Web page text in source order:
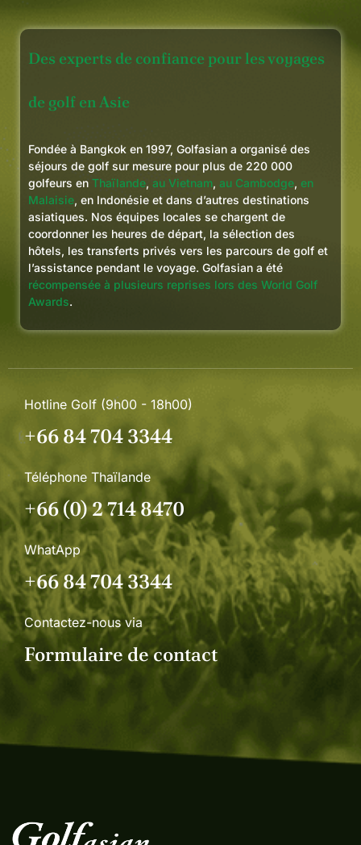
répondre à des questions de
que tout se passe bien, rien ne
Si vous envisagez un séjour de
golf en Thaïlande ou ailleurs en
Asie, je n’hésiterais pas à
recommander Golfasian. Ils ont
gagné un client à vie, et nous
ferons certainement à nouveau
appel à eux pour nos futurs
Des experts de confiance pour les voyages
de golf en Asie
Fondée à Bangkok en 1997, Golfasian a organisé des
séjours de golf sur mesure pour plus de 220 000
golfeurs en Thaïlande, au Vietnam, au Cambodge, en
Malaisie, en Indonésie et dans d’autres destinations
asiatiques. Nos équipes locales se chargent de
coordonner les heures de départ, la sélection des
hôtels, les transferts privés vers les parcours de golf et
l’assistance pendant le voyage. Golfasian a été
récompensée à plusieurs reprises lors des World Golf
Awards.
Hotline Golf (9h00 - 18h00)
+66 84 704 3344
Téléphone Thaïlande
+66 (0) 2 714 8470
WhatApp
+66 84 704 3344
Contactez-nous via
Formulaire de contact